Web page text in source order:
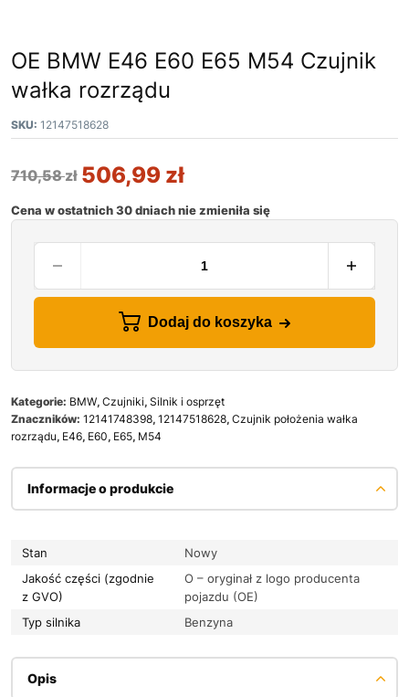
OE BMW E46 E60 E65 M54 Czujnik
wałka rozrządu
SKU: 12147518628
710,58zł 506,99 zł
Cena w ostatnich 30 dniach nie zmieniła się
Dodaj do koszyka
Kategorie: BMW, Czujniki, Silnik i osprzęt
Znaczników: 12141748398, 12147518628, Czujnik położenia wałka
rozrządu, E46, E60, E65, M54
Informacje o produkcie
Stan
Nowy
Jakość części (zgodnie
z GVO)
O – oryginał z logo producenta
pojazdu (OE)
Typ silnika
Benzyna
Opis